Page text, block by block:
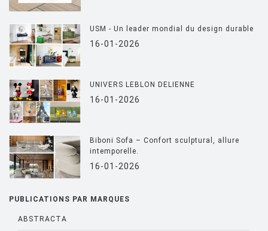
USM - Un leader mondial du design durable
16-01-2026
UNIVERS LEBLON DELIENNE
16-01-2026
Biboni Sofa – Confort sculptural, allure
intemporelle.
16-01-2026
PUBLICATIONS PAR MARQUES
ABSTRACTA